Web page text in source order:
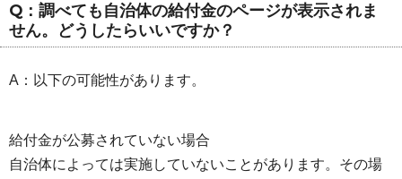
Q：調べても自治体の給付金のページが表示されま
せん。どうしたらいいですか？
A：以下の可能性があります。
給付金が公募されていない場合
自治体によっては実施していないことがあります。その場